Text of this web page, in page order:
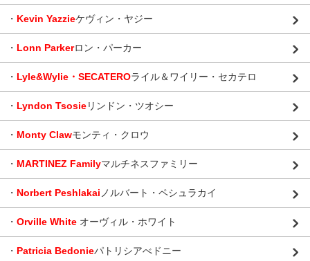
・ Kevin Yazzieケヴィン・ヤジー
・ Lonn Parkerロン・パーカー
・ Lyle&Wylie・SECATEROライル＆ワイリー・セカテロ
・ Lyndon Tsosieリンドン・ツオシー
・ Monty Clawモンティ・クロウ
・ MARTINEZ Familyマルチネスファミリー
・ Norbert Peshlakai ノルバート・ペシュラカイ
・ Orville White オーヴィル・ホワイト
・ Patricia Bedonieパトリシアべドニー